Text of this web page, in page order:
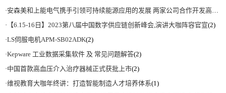
·安森美和上能电气携手引领可持续能源应用的发展 两家公司合作开发高性能储能和太阳能组串式逆变器方案 以实现可持续的未来
· 【6.15-16日】2023第八届中国数字供应链创新峰会,演讲大咖阵容官宣(2)
·LS伺服电机APM-SB02ADK(2)
·Kepware 工业数据采集软件 及 常见问题解答(2)
·中国首款高血压介入治疗器械正式获批上市(2)
·维视教育大咖年终讲：打造智能制造人才培养体系(1)